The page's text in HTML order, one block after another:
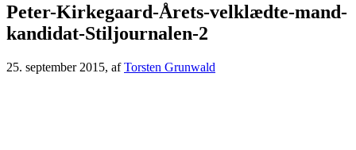
Peter-Kirkegaard-Årets-velklædte-mand-
kandidat-Stiljournalen-2
25. september 2015, afTorsten Grunwald